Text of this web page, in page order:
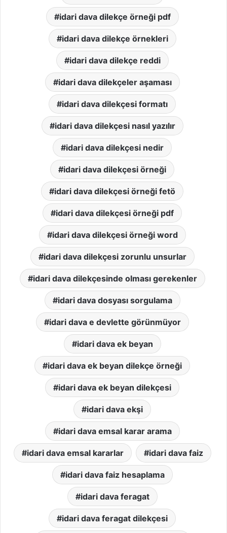
idari dava dilekçe örneği pdf
idari dava dilekçe örnekleri
idari dava dilekçe reddi
idari dava dilekçeler aşaması
idari dava dilekçesi formatı
idari dava dilekçesi nasıl yazılır
idari dava dilekçesi nedir
idari dava dilekçesi örneği
idari dava dilekçesi örneği fetö
idari dava dilekçesi örneği pdf
idari dava dilekçesi örneği word
idari dava dilekçesi zorunlu unsurlar
idari dava dilekçesinde olması gerekenler
idari dava dosyası sorgulama
idari dava e devlette görünmüyor
idari dava ek beyan
idari dava ek beyan dilekçe örneği
idari dava ek beyan dilekçesi
idari dava ekşi
idari dava emsal karar arama
idari dava emsal kararlar idari dava faiz
idari dava faiz hesaplama
idari dava feragat
idari dava feragat dilekçesi